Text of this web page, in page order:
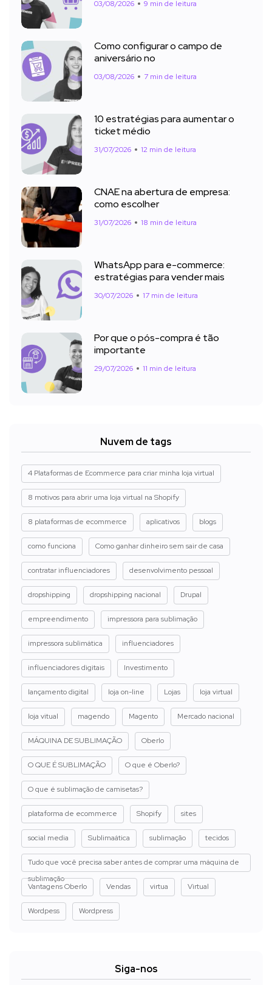
03/08/2026 9 min de leitura
Como configurar o campo de
aniversário no
03/08/2026 7 min de leitura
10 estratégias para aumentar o
ticket médio
31/07/2026 12 min de leitura
CNAE na abertura de empresa:
como escolher
31/07/2026 18 min de leitura
WhatsApp para e-commerce:
estratégias para vender mais
30/07/2026 17 min de leitura
Por que o pós-compra é tão
importante
29/07/2026 11 min de leitura
Nuvem de tags
4 Plataformas de Ecommerce para criar minha loja virtual
8 motivos para abrir uma loja virtual na Shopify
8 plataformas de ecommerce aplicativos blogs
como funciona Como ganhar dinheiro sem sair de casa
contratar influenciadores desenvolvimento pessoal
dropshipping dropshipping nacional Drupal
empreendimento impressora para sublimação
impressora sublimática influenciadores
influenciadores digitais Investimento
lançamento digital loja on-line Lojas loja virtual
loja vitual magendo Magento Mercado nacional
MÁQUINA DE SUBLIMAÇÃO Oberlo
O QUE É SUBLIMAÇÃO O que é Oberlo?
O que é sublimação de camisetas?
plataforma de ecommerce Shopify sites
social media Sublimaática sublimação tecidos
Tudo que você precisa saber antes de comprar uma máquina de
sublimação
Vantagens Oberlo
Vendas virtua Virtual
Wordpess Wordpress
Siga-nos